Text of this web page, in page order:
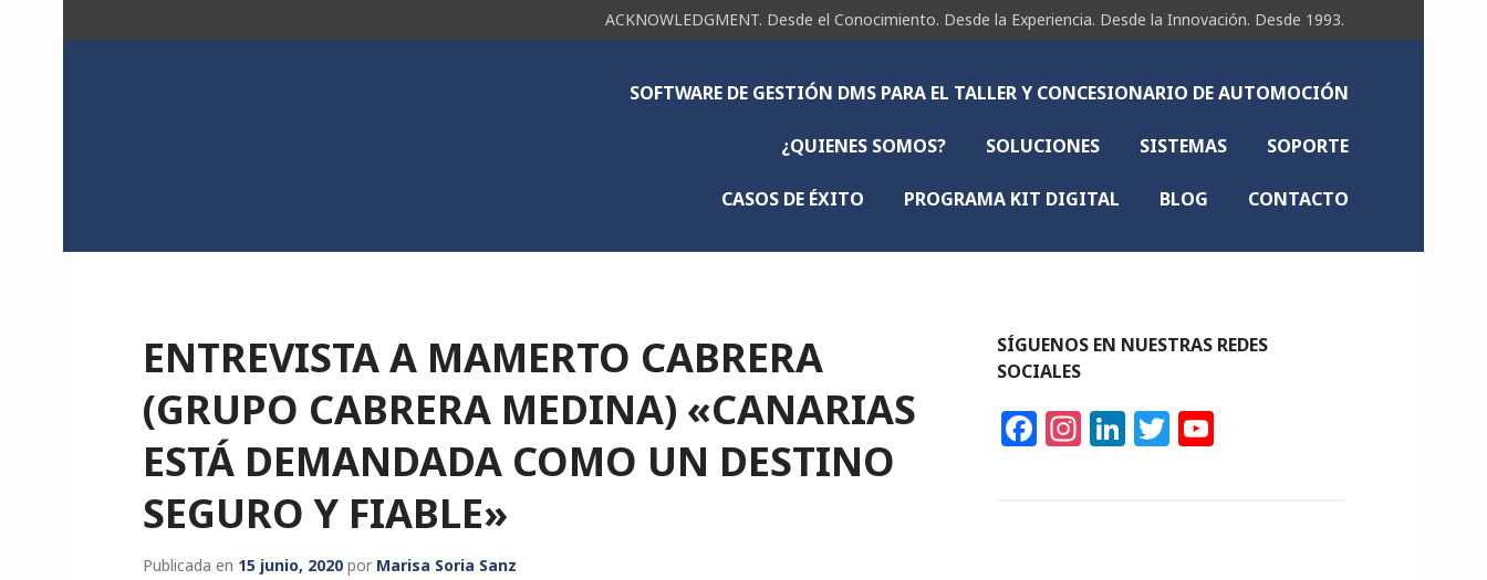
al
ACKNOWLEDGMENT. Desde el Conocimiento. Desde la Experiencia. Desde la Innovación. Desde 1993.
SOFTWARE DE GESTIÓN DMS PARA EL TALLER Y CONCESIONARIO DE AUTOMOCIÓN
¿QUIENES SOMOS? SOLUCIONES SISTEMAS SOPORTE
CASOS DE ÉXITO PROGRAMA KIT DIGITAL BLOG CONTACTO
ENTREVISTA A MAMERTO CABRERA
(GRUPO CABRERA MEDINA) «CANARIAS
ESTÁ DEMANDADA COMO UN DESTINO
SEGURO Y FIABLE»
Publicada en 15 junio, 2020 por Marisa Soria Sanz
SÍGUENOS EN NUESTRAS REDES
SOCIALES
F In Li T